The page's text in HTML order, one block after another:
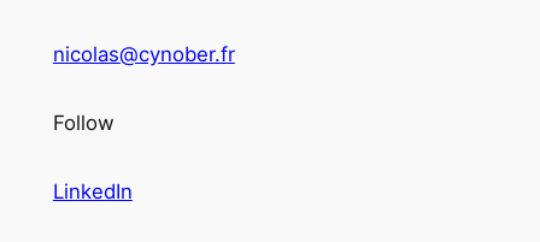
nicolas@cynober.fr
Follow
LinkedIn